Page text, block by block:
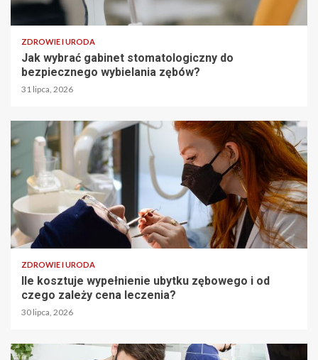
ZDROWIE I URODA
Jak wybrać gabinet stomatologiczny do
bezpiecznego wybielania zębów?
31 lipca, 2026
ZDROWIE I URODA
Ile kosztuje wypełnienie ubytku zębowego i od
czego zależy cena leczenia?
30 lipca, 2026